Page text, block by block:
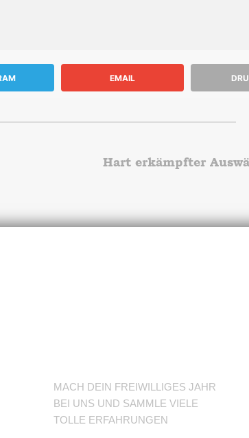
EMAIL
Hart erkämpfter
MACH DEIN FREIWILLIGES JAHR
BEI UNS UND SAMMLE VIELE
TOLLE ERFAHRUNGEN